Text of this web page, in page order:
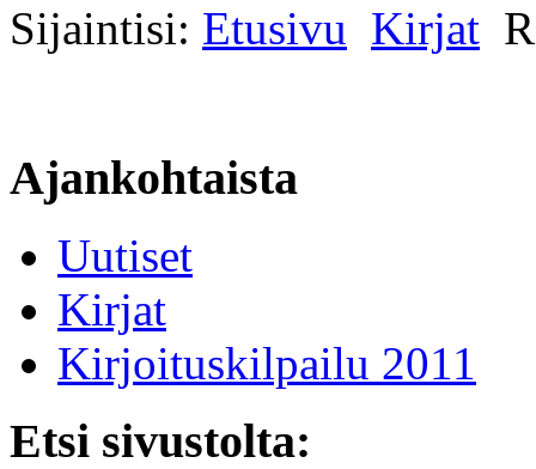
Sijaintisi: Etusivu Kirjat
Ajankohtaista
Uutiset
Kirjat
Kirjoituskilpailu 2011
Etsi sivustolta: